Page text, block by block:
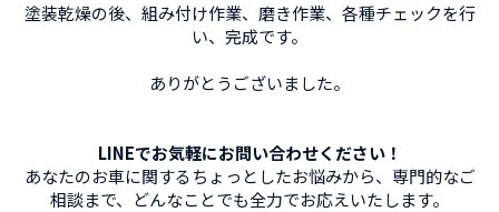
塗装乾燥の後、組み付け作業、磨き作業、各種チェックを行
い、完成です。
ありがとうございました。
LINEでお気軽にお問い合わせください！
あなたのお車に関するちょっとしたお悩みから、専門的なご
相談まで、 どんなことでも全力でお応えいたします。